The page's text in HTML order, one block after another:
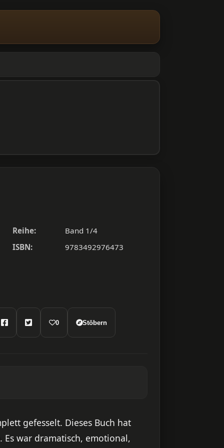
Reihe:
Band 1/4
ISBN:
9783492976473
0 Stöbern
gefesselt. Dieses Buch hat
war dramatisch, emotional,